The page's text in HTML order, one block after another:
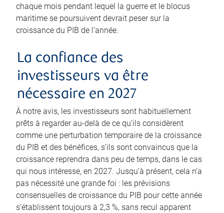
chaque mois pendant lequel la guerre et le blocus
maritime se poursuivent devrait peser sur la
croissance du PIB de l’année.
La confiance des
investisseurs va être
nécessaire en 2027
À notre avis, les investisseurs sont habituellement
prêts à regarder au-delà de ce qu’ils considèrent
comme une perturbation temporaire de la croissance
du PIB et des bénéfices, s’ils sont convaincus que la
croissance reprendra dans peu de temps, dans le cas
qui nous intéresse, en 2027. Jusqu’à présent, cela n’a
pas nécessité une grande foi : les prévisions
consensuelles de croissance du PIB pour cette année
s’établissent toujours à 2,3 %, sans recul apparent